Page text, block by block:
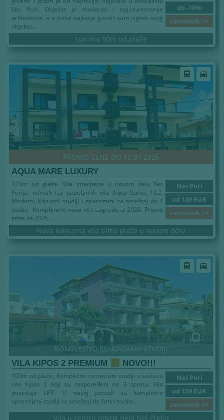
do -10%
cenovnik >>
Nei Pori. Objekat je moderan i najsavremenije
arhitekture, a o tome najbolje govori sam izgled ovog
objekta...
Lux vila 50m od plaže
directions_bus directions_car
PROMO CENE DO 10.07.2026
AQUA MARE LUXURY
Nei Pori
od 149 EUR
cenovnik >>
120m od plaže. Vila smeštena u novom delu Nei
Porija, odmah iza popularnih vila Aqua Suites 1&2.
Moderni luksuzni studiji i aparmtani za smeštaj do 4
osobe. Komplentno nova vila sagrađena 2026. Promo
cene za 2026...
Nova luksuzna vila blizu plaže u novom delu
directions_bus directions_car
KOMPLETNO RENOVIRANI STUDIJI
VILA KIPOS 2 PREMIUM
NOVO!!!
Nei Pori
od 159 EUR
cenovnik >>
100m od plaže, Kompletno renovirani studiji u sastavu
vile Kipos 2 koji su raspoređeni na 3 spratu. Vila
poseduje LIFT. U našoj ponudi su kompletno
opremljeni studiji za smeštaj do četiri osobe...
Vila u centru novog dela Nei Porija